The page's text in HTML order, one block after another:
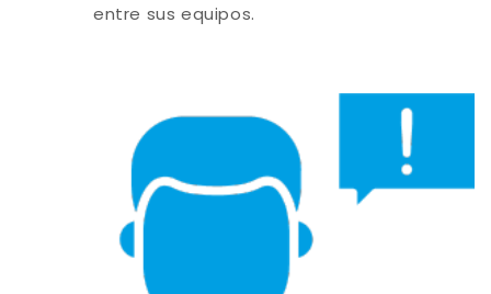
entre sus equipos.